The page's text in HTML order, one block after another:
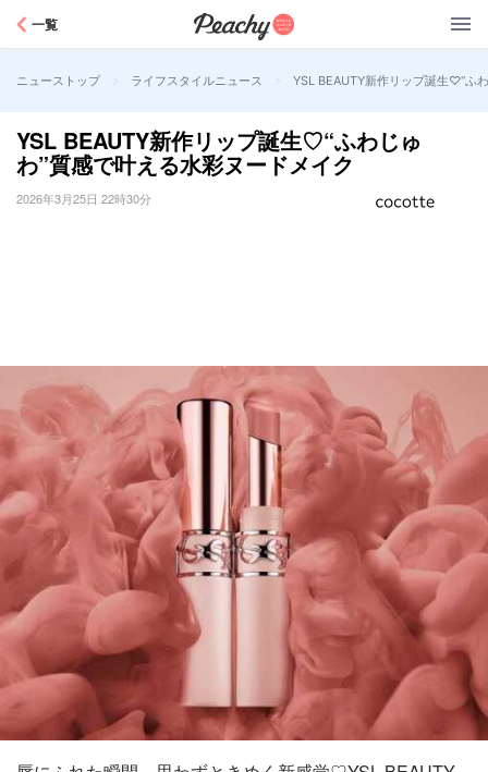
一覧
ニューストップ > ライフスタイルニュース > YSL BEAUTY新作リップ誕生♡“ふ
YSL BEAUTY新作リップ誕生♡“ふわじゅ
わ”質感で叶える水彩ヌードメイク
2026年3月25日 22時30分